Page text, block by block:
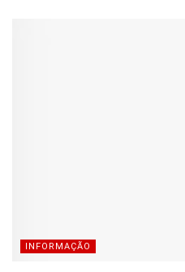
INFORMAÇÃO